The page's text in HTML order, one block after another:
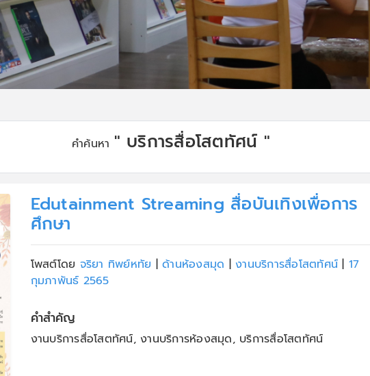
คำค้นหา " บริการสื่อโสตทัศน์ "
Edutainment Streaming สื่อบันเทิงเพื่อการ
ศึกษา
โพสต์โดย จริยา ทิพย์หทัย | ด้านห้องสมุด | งานบริการสื่อโสตทัศน์| 17
กุมภาพันธ์ 2565
คำสำคัญ
งานบริการสื่อโสตทัศน์, งานบริการห้องสมุด, บริการสื่อโสตทัศน์